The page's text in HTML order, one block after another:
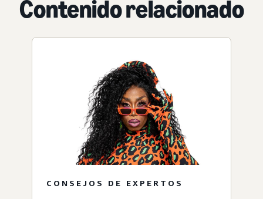
Contenido relacionado
CONSEJOS DE EXPERTOS